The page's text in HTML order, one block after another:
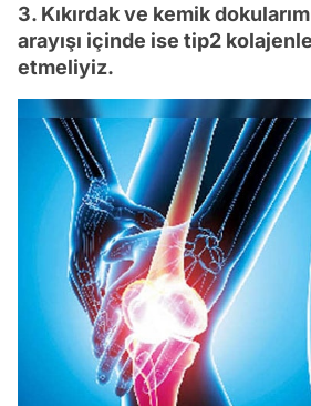
3. Kıkırdak ve kemik
arayışı içinde ise tip2
etmeliyiz.